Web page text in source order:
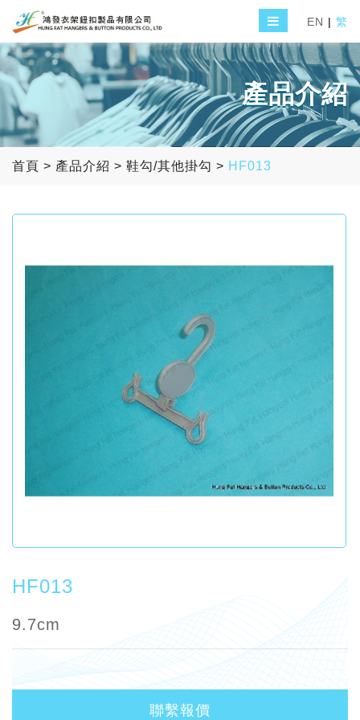
EN | 繁
產品介紹
首頁 > 產品介紹 > 鞋勾/其他掛勾 > HF013
HF013
9.7cm
聯繫報價